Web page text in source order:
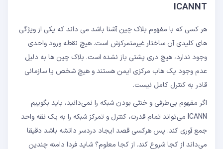
ICANNT
هر کسی که با مفهوم بلاک چین آشنا باشد می داند که یکی از ویژگی
های کلیدی آن ساختار غیرمتمرکزش است. هیچ نقطه ورود واحدی
وجود ندارد، هیچ دری پشتی باز نشده است. بلاک چین ها به دلیل
عدم وجود یک هاب مرکزی ایمن هستند و هیچ شخص یا سازمانی
قادر به کنترل کامل نیست.
اگر مفهوم بی‌طرفی و خنثی بودن شبکه را نمی‌دانید، باید بگوییم
ICANN می‌تواند تمام قدرت، کنترل و تمرکز شبکه را به یک نقه واحد
جمع آوری کند. پس هرکسی قصد ایجاد دردسر داتشه باشد دقیقا
می‌داند از کجا شروع کند. از کجا معلوم؟ شاید فردا دامنه چندین